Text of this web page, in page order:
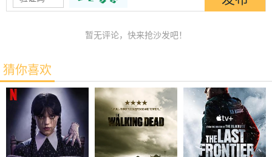
暂无评论，快来抢沙发吧！
猜你喜欢